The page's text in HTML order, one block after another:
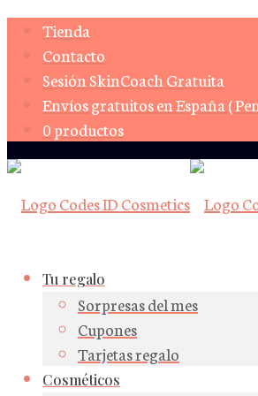
Tienda
Contacto
Sesión SkinCoach Gratuita
Envíos gratuitos en España (
0 productos
Tu regalo
Sorpresas del mes
Cupones
Tarjetas regalo
Cosméticos